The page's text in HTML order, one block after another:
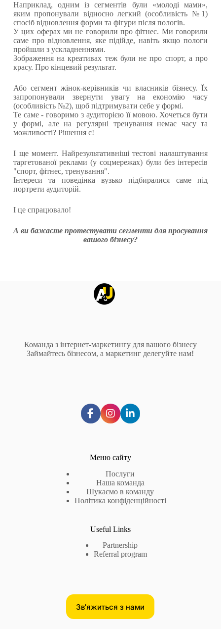
Наприклад, одним із сегментів були «молоді мами»,
яким пропонували відносно легкий (особливість №1)
спосіб відновлення форми та фігури після пологів.
У цих оферах ми не говорили про фітнес. Ми говорили
саме про відновлення, яке підійде, навіть якщо пологи
пройшли з ускладненнями.
Зображення на креативах теж були не про спорт, а про
красу. Про кінцевий результат.
Або сегмент жінок-керівників чи власників бізнесу. Їх
запропонували звернути увагу на економію часу
(особливість №2), щоб підтримувати себе у формі.
Те саме - говоримо з аудиторією її мовою. Хочеться бути
у формі, але на регулярні тренування немає часу та
можливості? Рішення є!
І ще момент. Найрезультативніші тестові налаштування
таргетованої реклами (у соцмережах) були без інтересів
"спорт, фітнес, тренування".
Інтереси та поведінка вузько підбиралися саме під
портрети аудиторій.
І це спрацювало!
А ви бажаєте протестувати сегменти для просування
вашого бізнесу?
Команда з інтернет-маркетингу для вашого бізнесу
Займайтесь бізнесом, а маркетинг делегуйте нам!
Меню сайту
Послуги
Наша команда
Шукаємо в команду
Політика конфіденційності
Useful Links
Partnership
Referral program
Зв'яжиться з нами